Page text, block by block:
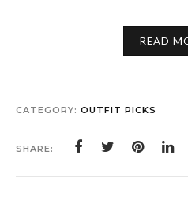
READ
CATEGORY: OUTFIT PICKS
SHARE: